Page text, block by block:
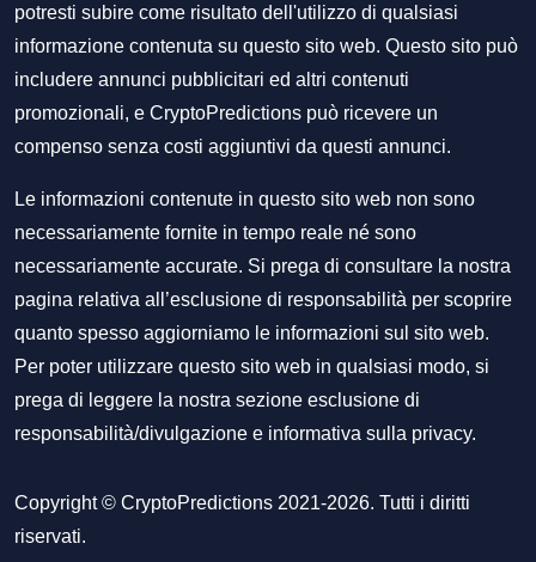
potresti subire come risultato dell'utilizzo di qualsiasi
informazione contenuta su questo sito web. Questo sito può
includere annunci pubblicitari ed altri contenuti
promozionali, e CryptoPredictions può ricevere un
compenso senza costi aggiuntivi da questi annunci.
Le informazioni contenute in questo sito web non sono
necessariamente fornite in tempo reale né sono
necessariamente accurate. Si prega di consultare la nostra
pagina relativa all’esclusione di responsabilità per scoprire
quanto spesso aggiorniamo le informazioni sul sito web.
Per poter utilizzare questo sito web in qualsiasi modo, si
prega di leggere la nostra sezione esclusione di
responsabilità/divulgazione e informativa sulla privacy.
Copyright © CryptoPredictions 2021-2026. Tutti i diritti
riservati.